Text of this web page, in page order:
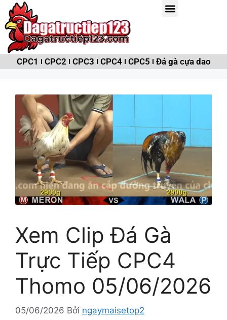
CPC1 CPC2 CPC3 CPC4 CPC5 Đá gà cựa dao
Xem Clip Đá Gà
Trực Tiếp CPC4
Thomo 05/06/2026
05/06/2026 Bởi ngaymaisetop2